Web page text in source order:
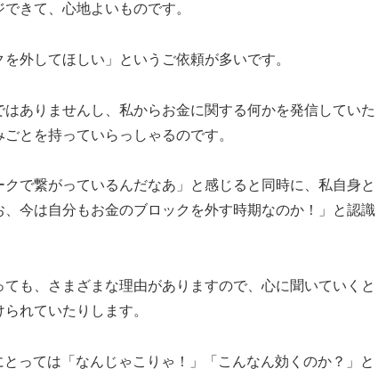
きて、心地よいものです。
外してほしい」というご依頼が多いです。
ありませんし、私からお金に関する何かを発信していた
とを持っていらっしゃるのです。
で繋がっているんだなあ」と感じると同時に、私自身と
今は自分もお金のブロックを外す時期なのか！」と認識
も、さまざまな理由がありますので、心に聞いていくと
れていたりします。
っては「なんじゃこりゃ！」「こんなん効くのか？」と